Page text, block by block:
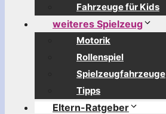
Fahrzeuge für Kids
weiteres Spielzeug
Motorik
Rollenspiel
Spielzeugfahrzeuge
Tipps
Eltern-Ratgeber